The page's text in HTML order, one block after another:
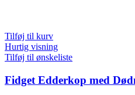
Tilføj til kurv
Hurtig visning
Tilføj til ønskeliste
Fidget Edderkop med